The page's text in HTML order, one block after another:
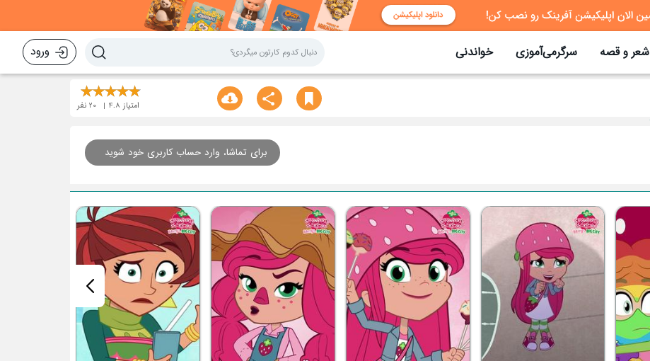
شعر و قصه سرگرمی‌آموزی خواندنی ورود
امتیاز 4.8
20 نفر
برای تماشا، وارد حساب کاربری خود شوید